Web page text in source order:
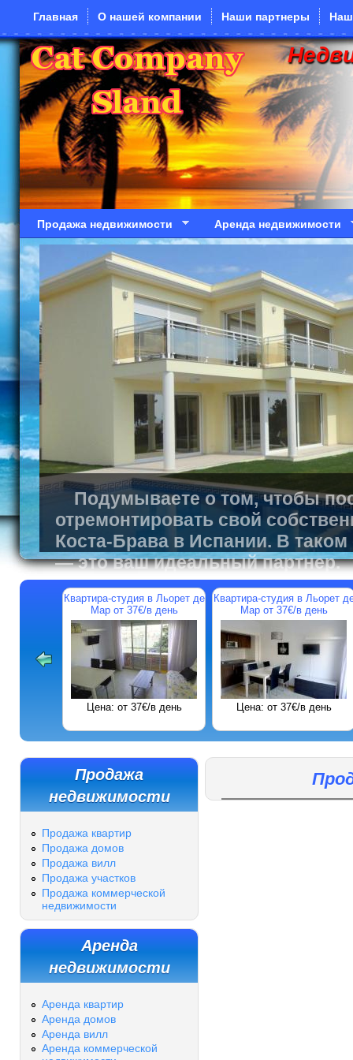
Перейти к основному содержанию
Главная О нашей компании Наши партнеры
Продажа недвижимости Аренда недвижимости
Подумываете о том, чтобы
отремонтировать свой
Коста-Брава в Испании. В
— это ваш идеальный партнер.
Квартира-студия в Льорет де
Мар от 37€/в день
Цена: от 37€/в день
Квартира-студия в Льорет
Мар от 37€/в день
Цена: от 37€/в день
Продажа
недвижимости
Продажа квартир
Продажа домов
Продажа вилл
Продажа участков
Продажа коммерческой
недвижимости
Аренда
недвижимости
Аренда квартир
Аренда домов
Аренда вилл
Аренда коммерческой